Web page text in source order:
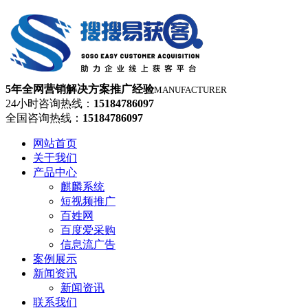
5年全网营销解决方案推广经验MANUFACTURER
24小时咨询热线： 15184786097
全国咨询热线： 15184786097
网站首页
关于我们
产品中心
麒麟系统
短视频推广
百姓网
百度爱采购
信息流广告
案例展示
新闻资讯
新闻资讯
联系我们